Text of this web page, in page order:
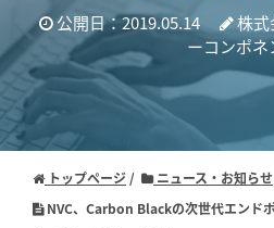
公開日：2019.05.14
株式
ーコンポネ
トップページ ニュース・お知らせ
NVC、Carbon Blackの次世代エンド